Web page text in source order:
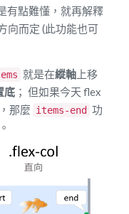
有點難懂，就再解釋
向而定 (此功能也可
就是在縱軸 上移
底 ； 但如果今天 flex
，那麼 items-end 功